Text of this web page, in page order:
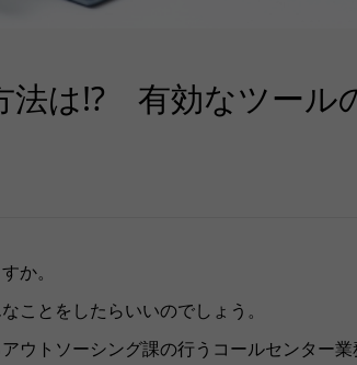
法は!? 有効なツール
か。
ことをしたらいいのでしょう。
ウトソーシング課の行うコールセンター